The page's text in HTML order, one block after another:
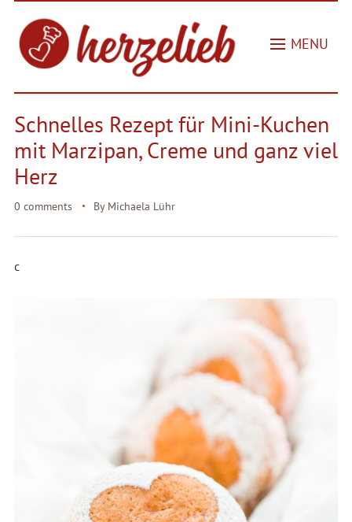
MENU
Schnelles Rezept für Mini-Kuchen
mit Marzipan, Creme und ganz viel
Herz
0 comments By Michaela Lühr
c